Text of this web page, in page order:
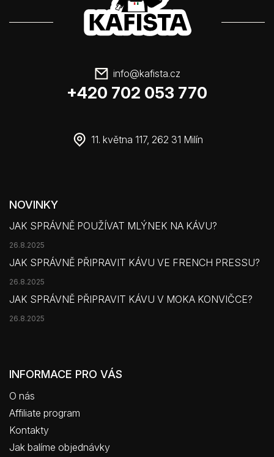
info@kafista.cz
+420 702 053 770
11. května 117, 262 31 Milín
NOVINKY
JAK SPRÁVNĚ POUŽÍVAT MLÝNEK NA KÁVU?
26.8.2025
JAK SPRÁVNĚ PŘIPRAVIT KÁVU VE FRENCH PRESSU?
26.8.2025
JAK SPRÁVNĚ PŘIPRAVIT KÁVU V MOKA KONVIČCE?
26.8.2025
INFORMACE PRO VÁS
O nás
Affiliate program
Kontakty
Jak balíme objednávky